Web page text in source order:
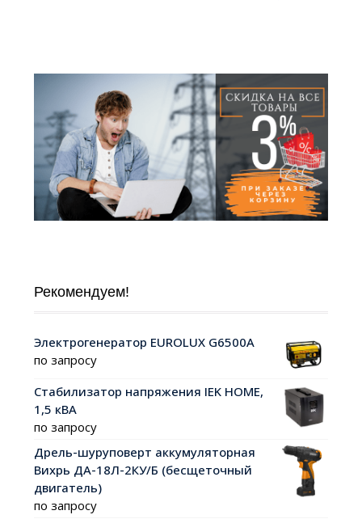
Рекомендуем!
Электрогенератор EUROLUX G6500A
по запросу
Стабилизатор напряжения IEK HOME,
1,5 кВА
по запросу
Дрель-шуруповерт аккумуляторная
Вихрь ДА-18Л-2КУ/Б (бесщеточный
двигатель)
по запросу